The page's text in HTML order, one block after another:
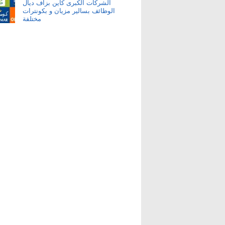
الشركات الكبرى كاين بزاف ديال
الوظائف بسالير مزيان و بكونترات
مختلفة